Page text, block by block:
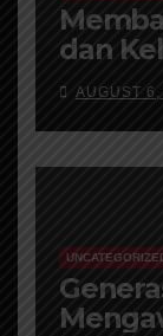
dan
AUGUST